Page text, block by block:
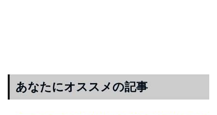
あなたにオススメの記事